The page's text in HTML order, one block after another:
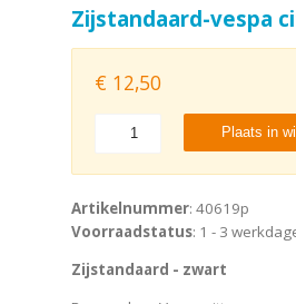
Zijstandaard-vespa
€ 12,50
Plaats in
Artikelnummer: 40619p
Voorraadstatus: 1 - 3
Zijstandaard - zwart